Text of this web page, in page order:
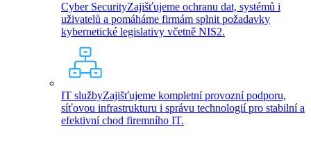
Cyber SecurityZajišťujeme ochranu dat, systémů i
uživatelů a pomáháme firmám splnit požadavky
kybernetické legislativy včetně NIS2.
IT službyZajišťujeme kompletní provozní podporu,
síťovou infrastrukturu i správu technologií pro stabilní a
efektivní chod firemního IT.